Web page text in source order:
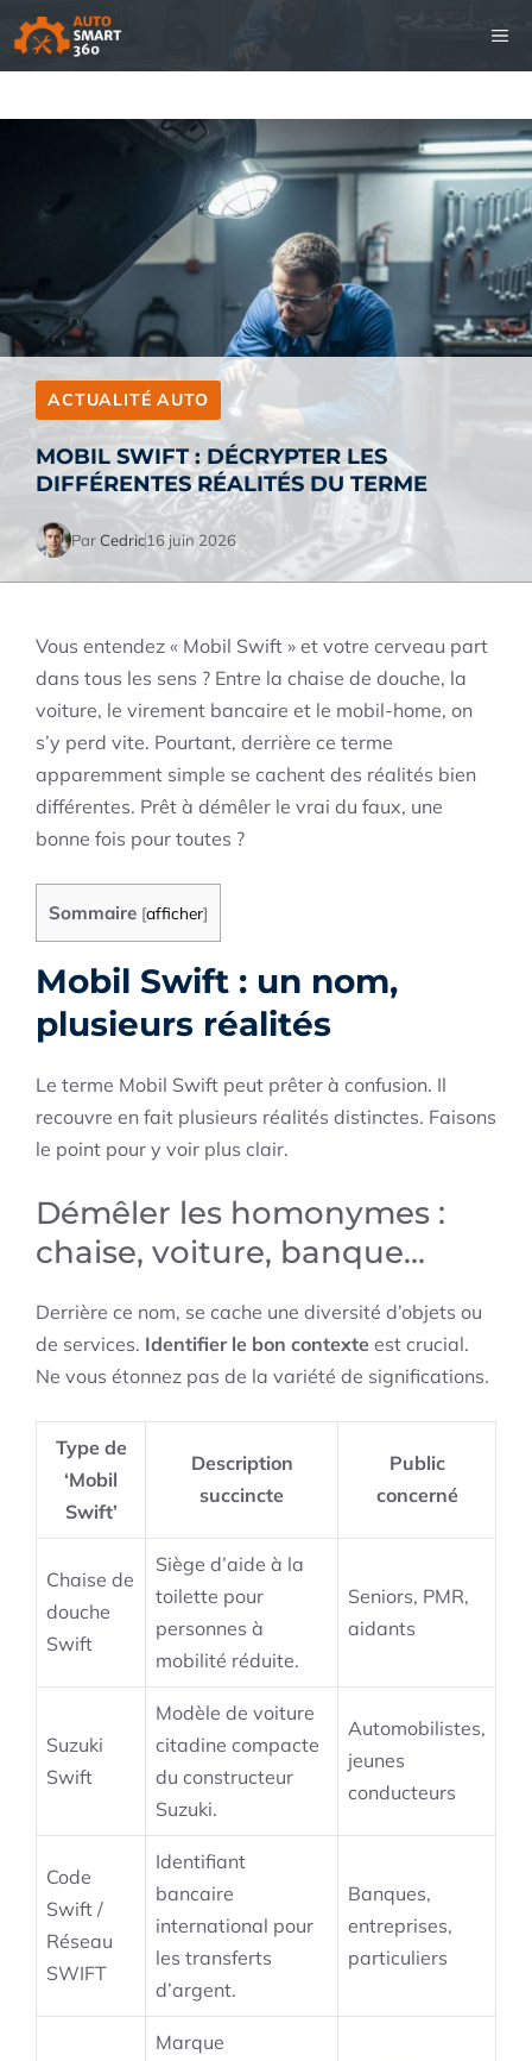
Aller
au
contenu
ACTUALITÉ AUTO
MOBIL SWIFT : DÉCRYPTER LES
DIFFÉRENTES RÉALITÉS DU TERME
ParCedric16 juin 2026
Vous entendez « Mobil Swift » et votre cerveau part
dans tous les sens ? Entre la chaise de douche, la
voiture, le virement bancaire et le mobil-home, on
s’y perd vite. Pourtant, derrière ce terme
apparemment simple se cachent des réalités bien
différentes. Prêt à démêler le vrai du faux, une
bonne fois pour toutes ?
Sommaire [afficher]
Mobil Swift : un nom,
plusieurs réalités
Le terme Mobil Swift peut prêter à confusion. Il
recouvre en fait plusieurs réalités distinctes. Faisons
le point pour y voir plus clair.
Démêler les homonymes :
chaise, voiture, banque…
Derrière ce nom, se cache une diversité d’objets ou
de services. Identifier le bon contexte est crucial.
Ne vous étonnez pas de la variété de significations.
Type de
‘Mobil
Swift’
Description
succincte
Public
concerné
Chaise de
douche
Swift
Siège d’aide à la
toilette pour
personnes à
mobilité réduite.
Seniors, PMR,
aidants
Suzuki
Swift
Modèle de voiture
citadine compacte
du constructeur
Suzuki.
Automobilistes,
jeunes
conducteurs
Code
Swift /
Réseau
SWIFT
Identifiant
bancaire
international pour
les transferts
d’argent.
Banques,
entreprises,
particuliers
Marque